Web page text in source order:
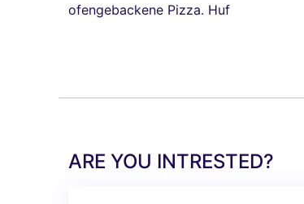
ofengebackene Pizza. Huf
ARE YOU INTRESTED?